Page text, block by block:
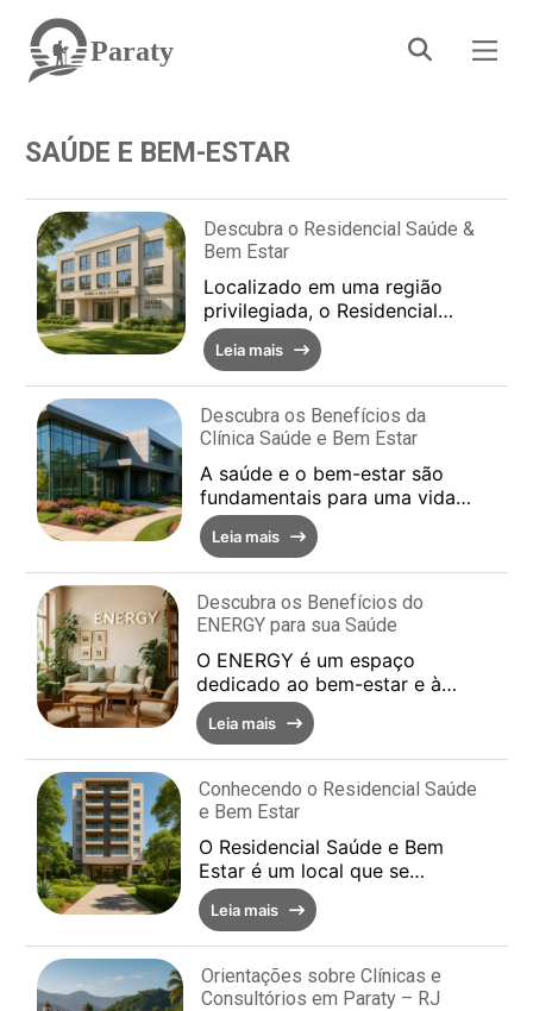
Paraty
SAÚDE E BEM-ESTAR
Descubra o Residencial Saúde &
Bem Estar
Localizado em uma região
privilegiada, o Residencial
Saúde & Bem Estar é um
espaço projetado para
oferecer conforto e
qualidade...
Leia mais
Descubra os Benefícios da
Clínica Saúde e Bem Estar
A saúde e o bem-estar são
fundamentais para uma vida
plena e satisfatória. É por isso
que muitos buscam
alternativas que possam
ajud...
Leia mais
Descubra os Benefícios do
ENERGY para sua Saúde
O ENERGY é um espaço
dedicado ao bem-estar e à
saúde, oferecendo uma
variedade de serviços e
práticas que promovem a
qualidade de vi...
Leia mais
Conhecendo o Residencial Saúde
e Bem Estar
O Residencial Saúde e Bem
Estar é um local que se
destaca pela sua proposta de
proporcionar uma melhor
qualidade de vida aos seus
mo...
Leia mais
Orientações sobre Clínicas e
Consultórios em Paraty – RJ